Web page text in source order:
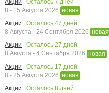
Акции
Осталось 7 дней
8 - 15 Августа 2026 новая
Акции
Осталось 47 дней
8 Августа - 24 Сентября 2026 новая
Акции
Осталось 27 дней
8 Августа - 4 Сентября 2026 новая
Акции
Осталось 17 дней
8 - 25 Августа 2026 новая
Акции
Осталось 8 дней